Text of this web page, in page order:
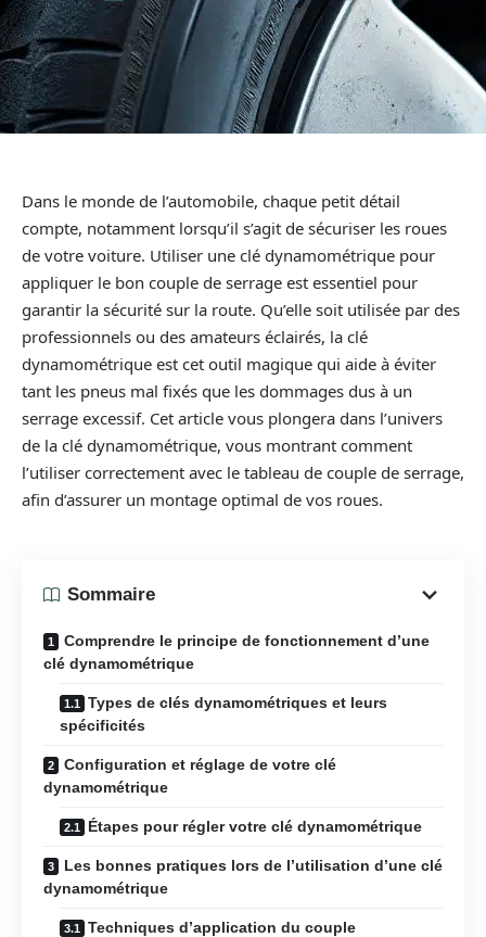
Dans le monde de l’automobile, chaque petit détail
compte, notamment lorsqu’il s’agit de sécuriser les roues
de votre voiture. Utiliser une clé dynamométrique pour
appliquer le bon couple de serrage est essentiel pour
garantir la sécurité sur la route. Qu’elle soit utilisée par des
professionnels ou des amateurs éclairés, la clé
dynamométrique est cet outil magique qui aide à éviter
tant les pneus mal fixés que les dommages dus à un
serrage excessif. Cet article vous plongera dans l’univers
de la clé dynamométrique, vous montrant comment
l’utiliser correctement avec le tableau de couple de serrage,
afin d’assurer un montage optimal de vos roues.
Sommaire
Comprendre le principe de fonctionnement d’une
clé dynamométrique
Types de clés dynamométriques et leurs
spécificités
Configuration et réglage de votre clé
dynamométrique
Étapes pour régler votre clé dynamométrique
Les bonnes pratiques lors de l’utilisation d’une clé
dynamométrique
Techniques d’application du couple